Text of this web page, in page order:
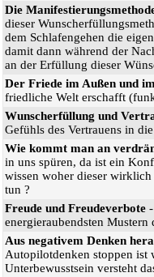
Die
dieser
dem Schlafengehen die
damit dann während der
an der Erfüllung dieser
Der Friede im Außen und
friedliche Welt erschafft
Wunscherfüllung und
Gefühls des Vertrauens in
Wie kommt man an
in uns spüren, da ist ein
wissen woher dieser
tun ?
Freude und Freudeverbote
energieraubendsten Mustern
Aus negativem Denken
Autopilotdenken stoppen ist
Unterbewusstsein versteht